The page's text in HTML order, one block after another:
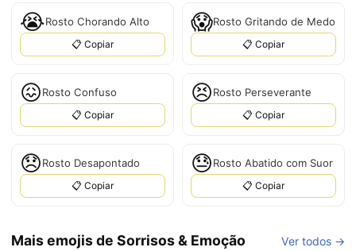
😭Rosto Chorando Alto
📋 Copiar
😱Rosto Gritando de Medo
📋 Copiar
😖Rosto Confuso
📋 Copiar
😣Rosto Perseverante
📋 Copiar
😞Rosto Desapontado
📋 Copiar
😓Rosto Abatido com Suor
📋 Copiar
Mais emojis de Sorrisos & Emoção Ver todos →